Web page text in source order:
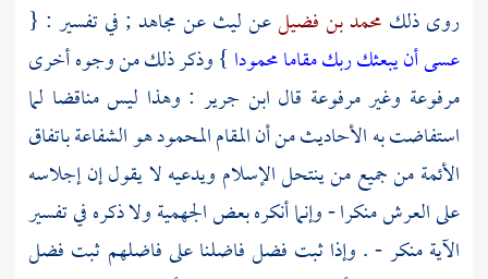
روى ذلك محمد بن فضيلعنليثعنمجاهد; في تفسير : {
عسى أن يبعثك ربك مقاما محمودا } وذكر ذلك من وجوه أخرى
مرفوعة وغير مرفوعة قال ابن جرير : وهذا ليس مناقضا لما
استفاضت به الأحاديث من أن المقام المحمود هو الشفاعة باتفاق
الأئمة من جميع من ينتحل الإسلام ويدعيه لا يقول إن إجلاسه
على العرش منكرا - وإنما أنكره بعضالجهميةولا ذكره في تفسير
الآية منكر - . وإذا ثبت فضل فاضلنا على فاضلهم ثبت فضل